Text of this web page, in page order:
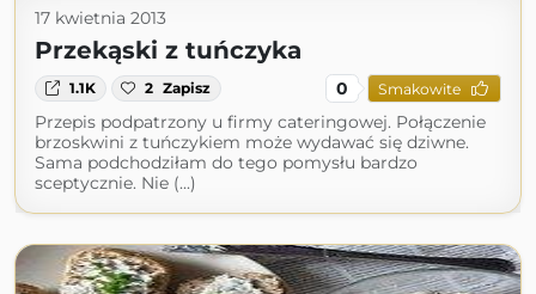
17 kwietnia 2013
Przekąski z tuńczyka
1.1K 2 Zapisz 0 Smakowite
Przepis podpatrzony u firmy cateringowej. Połączenie
brzoskwini z tuńczykiem może wydawać się dziwne.
Sama podchodziłam do tego pomysłu bardzo
sceptycznie. Nie (...)